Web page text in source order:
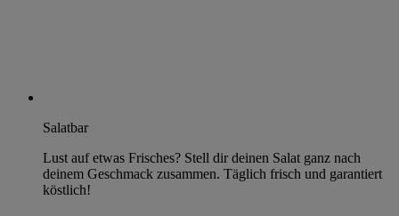
Salatbar
Lust auf etwas Frisches? Stell dir deinen Salat ganz nach
deinem Geschmack zusammen. Täglich frisch und garantiert
köstlich!